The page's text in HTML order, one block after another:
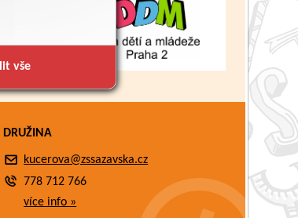
vše
DRUŽINA
kucerova@zssazavska.cz
778 712 766
více info »